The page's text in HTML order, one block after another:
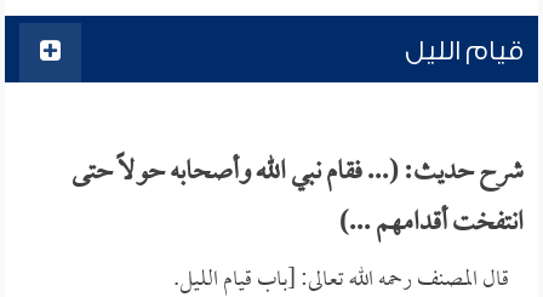
قيام الليل
شرح حديث: (... فقام نبي الله وأصحابه حولاً حتى
انتفخت أقدامهم ...)
قال المصنف رحمه الله تعالى: [باب قيام الليل.